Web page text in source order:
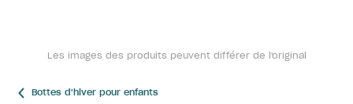
Les images des produits peuvent différer de l'original
Bottes d'hiver pour enfants